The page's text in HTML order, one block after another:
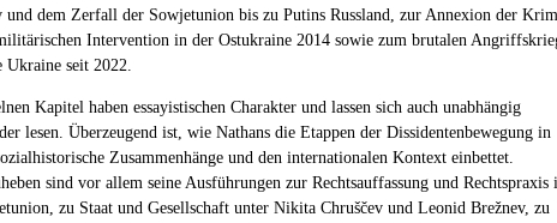
und dem Zerfall der Sowjetunion bis zu Putins Russland, zur Annexion der Krim
Intervention in der Ostukraine 2014 sowie zum brutalen
Ukraine seit 2022.
Kapitel haben essayistischen Charakter und lassen sich auch unabhängig
lesen. Überzeugend ist, wie Nathans die Etappen der Dissidentenbewegung in
Zusammenhänge und den internationalen Kontext einbettet.
sind vor allem seine Ausführungen zur Rechtsauffassung und Rechtspraxis
zu Staat und Gesellschaft unter Nikita Chruščev und Leonid Brežnev, zu